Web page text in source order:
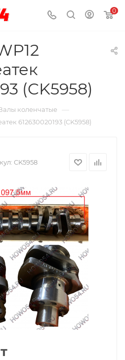
0
(CK5958)
коленчатые —
612630020193 (CK5958)
CK5958